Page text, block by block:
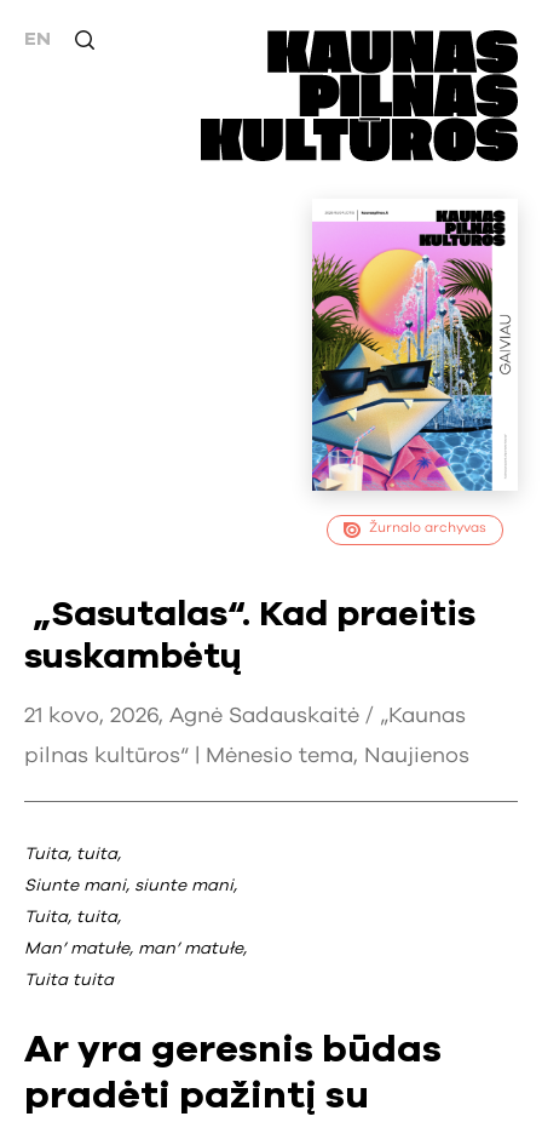
EN
Žurnalo archyvas
„Sasutalas“. Kad praeitis
suskambėtų
21 kovo, 2026, Agnė Sadauskaitė / „Kaunas
pilnas kultūros“ |
Mėnesio tema, Naujienos
Tuita, tuita,
Siunte mani, siunte mani,
Tuita, tuita,
Man’ matułe, man’ matułe,
Tuita tuita
Ar yra geresnis būdas
pradėti pažintį su